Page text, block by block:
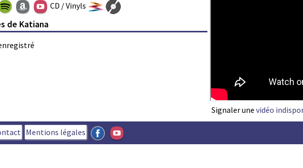
Signaler une vidéo
CD / Vinyls
de Katiana
Mentions légales